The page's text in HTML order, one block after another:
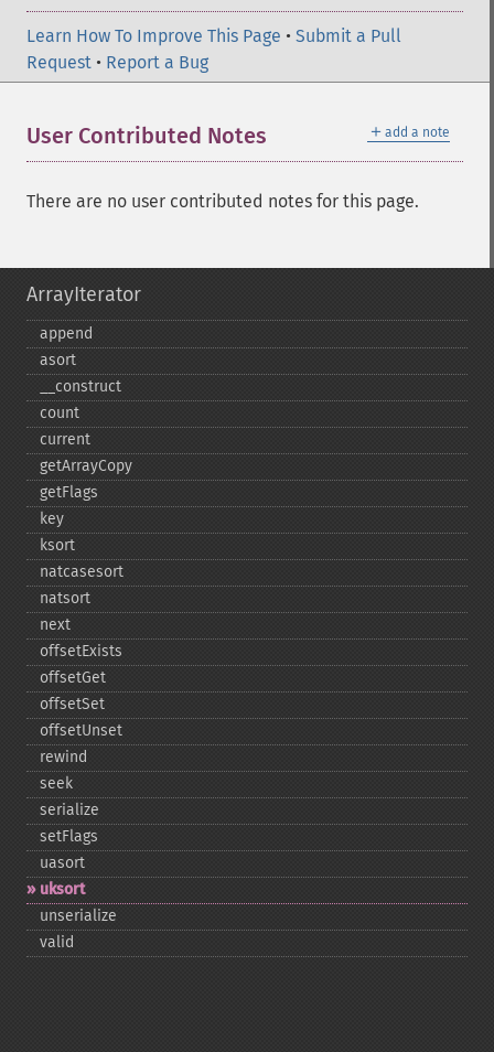
Learn How To Improve This Page • Submit a Pull
Request • Report a Bug
＋ add a note
User Contributed Notes
There are no user contributed notes for this page.
ArrayIterator
append
asort
_​_​construct
count
current
getArrayCopy
getFlags
key
ksort
natcasesort
natsort
next
offsetExists
offsetGet
offsetSet
offsetUnset
rewind
seek
serialize
setFlags
uasort
uksort
unserialize
valid